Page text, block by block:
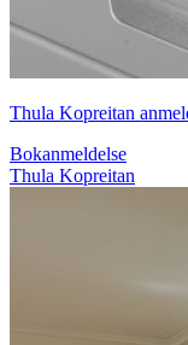
Thula Kopreitan
Bokanmeldelse
Thula Kopreitan